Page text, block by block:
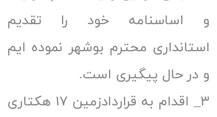
اساسنامه خود را تقدیم
محترم بوشهر نموده ایم
حال پیگیری است.
۳_ اقدام به قراردادزمین ۱۷ هکتاری